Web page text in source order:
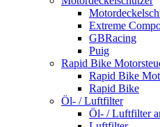
Extreme
GBRacing
Puig
Rapid Bike
Rapid Bike
Rapid Bike
Öl- / Luftfilter
Öl- / Luftfilter